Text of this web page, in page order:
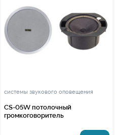
системы звукового оповещения
CS-05W потолочный
громкоговоритель